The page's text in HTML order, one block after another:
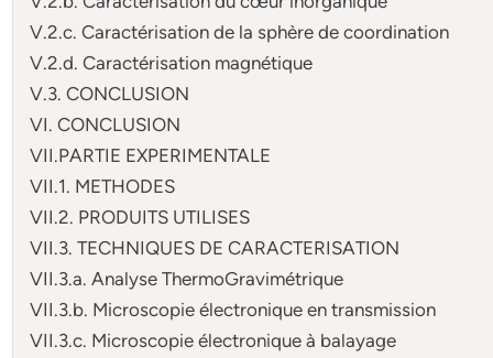
V.2.c. Caractérisation de la sphère de coordination
V.2.d. Caractérisation magnétique
V.3. CONCLUSION
VI. CONCLUSION
VII.PARTIE EXPERIMENTALE
VII.1. METHODES
VII.2. PRODUITS UTILISES
VII.3. TECHNIQUES DE CARACTERISATION
VII.3.a. Analyse ThermoGravimétrique
VII.3.b. Microscopie électronique en transmission
VII.3.c. Microscopie électronique à balayage